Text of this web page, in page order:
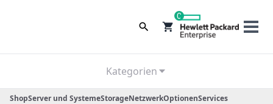
0
Kategorien
ShopServer und SystemeStorageNetzwerkOptionenServices